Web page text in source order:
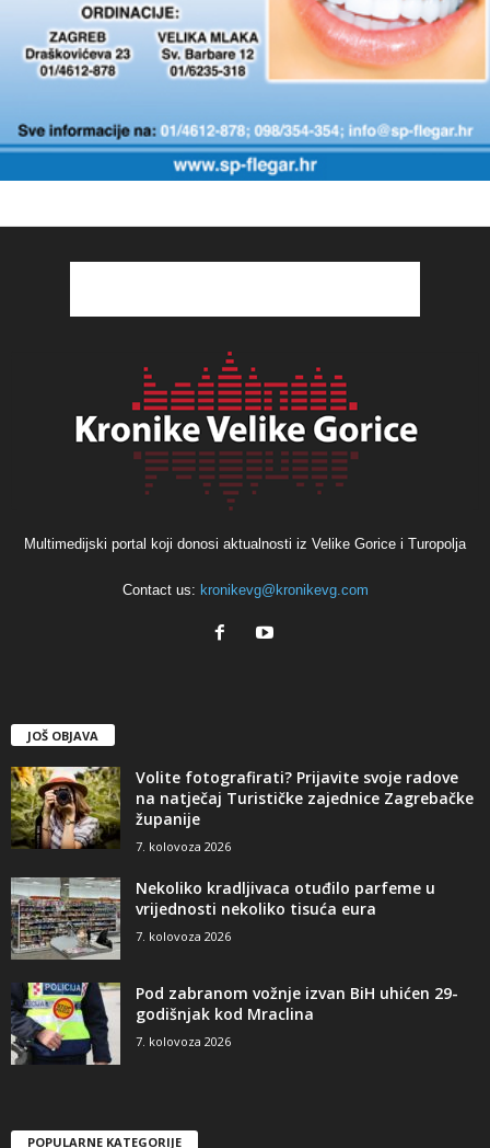
Multimedijski portal koji donosi aktualnosti iz Velike Gorice i Turopolja
Contact us: kronikevg@kronikevg.com
JOŠ OBJAVA
Volite fotografirati? Prijavite svoje radove
na natječaj Turističke zajednice Zagrebačke
županije
7. kolovoza 2026
Nekoliko kradljivaca otuđilo parfeme u
vrijednosti nekoliko tisuća eura
7. kolovoza 2026
Pod zabranom vožnje izvan BiH uhićen 29-
godišnjak kod Mraclina
7. kolovoza 2026
POPULARNE KATEGORIJE